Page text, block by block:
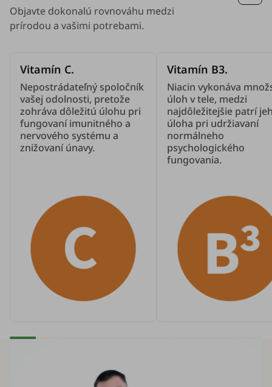
Objavte dokonalú rovnováhu medzi
prírodou a vašimi potrebami.
Vitamín C.
Nepostrádateľný spoločník
vašej odolnosti, pretože
zohráva dôležitú úlohu pri
fungovaní imunitného a
nervového systému a
znižovaní únavy.
Vitamín B3.
Niacin vykonáva
úloh v tele, medzi
najdôležitejšie patrí
úloha pri udržiavaní
normálneho
psychologického
fungovania.